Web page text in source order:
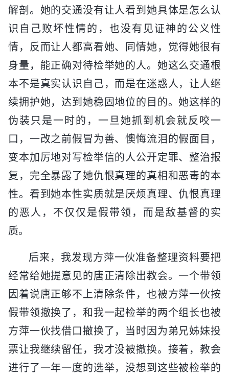
解剖。她的交通没有让人看到她具体是怎么认
识自己败坏性情的，也没有见证神的公义性
情，反而让人都高看她、同情她，觉得她很有
身量，能正确对待检举她的人。她这么交通根
本不是真实认识自己，而是在迷惑人，让人继
续拥护她，达到她稳固地位的目的。她这样的
伪装只是一时的，一旦她抓到机会就反咬一
口，一改之前假冒为善、懊悔流泪的假面目，
变本加厉地对写检举信的人公开定罪、整治报
复，完全暴露了她仇恨真理的真相和恶毒的本
性。看到她本性实质就是厌烦真理、仇恨真理
的恶人，不仅仅是假带领，而是敌基督的实
质。
后来，我发现方萍一伙准备整理资料要把
经常给她提意见的唐正清除出教会。一个带领
因着说唐正够不上清除条件，也被方萍一伙按
假带领撤换了，和我一起检举的两个组长也被
方萍一伙找借口撤换了，当时因为弟兄姊妹投
票让我继续留任，我才没被撤换。接着，教会
进行了一年一度的选举，没想到这些被检举的